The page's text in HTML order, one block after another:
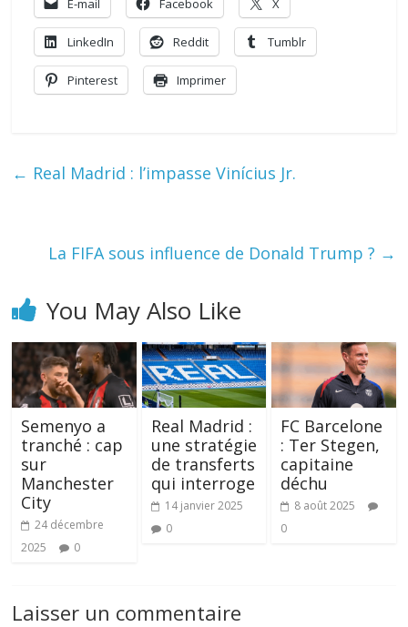
E-mail Facebook X
LinkedIn Reddit Tumblr
Pinterest Imprimer
← Real Madrid : l’impasse Vinícius Jr.
La FIFA sous influence de Donald Trump ? →
You May Also Like
Semenyo a
tranché : cap
sur
Manchester
City
24 décembre
2025
0
Real Madrid :
une stratégie
de transferts
qui interroge
14 janvier 2025
0
FC Barcelone
: Ter Stegen,
capitaine
déchu
8 août 2025
0
Laisser un commentaire